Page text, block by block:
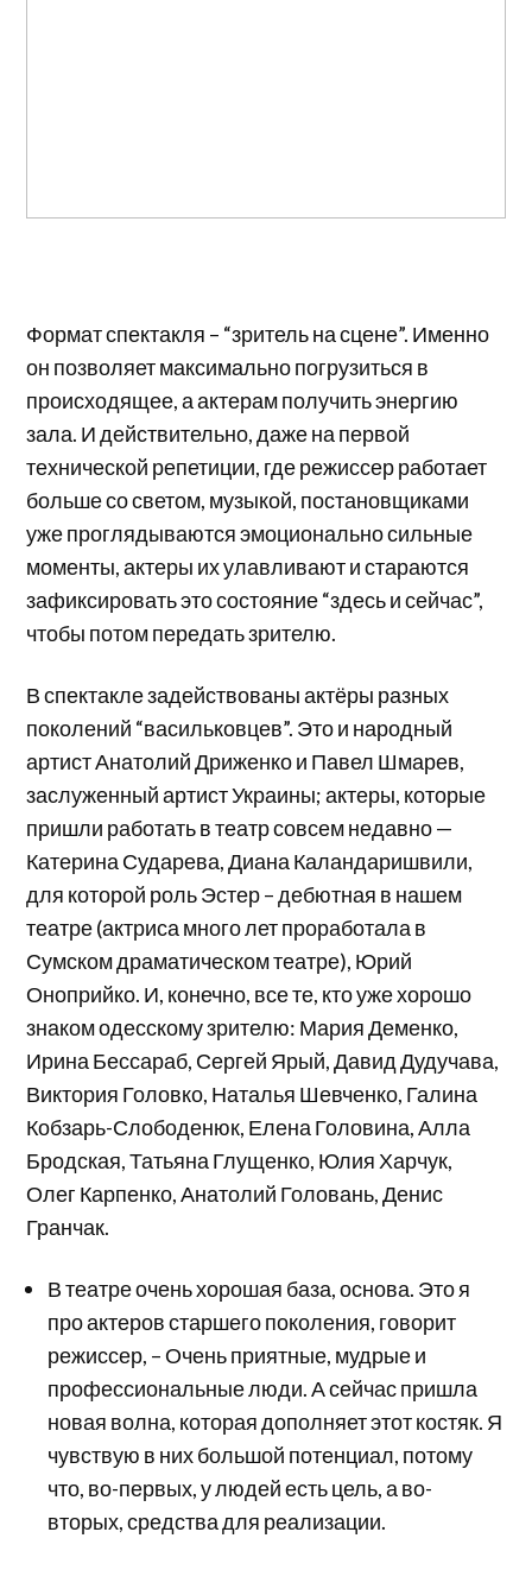
Формат спектакля – “зритель на сцене”. Именно
он позволяет максимально погрузиться в
происходящее, а актерам получить энергию
зала. И действительно, даже на первой
технической репетиции, где режиссер работает
больше со светом, музыкой, постановщиками
уже проглядываются эмоционально сильные
моменты, актеры их улавливают и стараются
зафиксировать это состояние “здесь и сейчас”,
чтобы потом передать зрителю.
В спектакле задействованы актёры разных
поколений “васильковцев”. Это и народный
артист Анатолий Дриженко и Павел Шмарев,
заслуженный артист Украины; актеры, которые
пришли работать в театр совсем недавно —
Катерина Сударева, Диана Каландаришвили,
для которой роль Эстер – дебютная в нашем
театре (актриса много лет проработала в
Сумском драматическом театре), Юрий
Оноприйко. И, конечно, все те, кто уже хорошо
знаком одесскому зрителю: Мария Деменко,
Ирина Бессараб, Сергей Ярый, Давид Дудучава,
Виктория Головко, Наталья Шевченко, Галина
Кобзарь-Слободенюк, Елена Головина, Алла
Бродская, Татьяна Глущенко, Юлия Харчук,
Олег Карпенко, Анатолий Головань, Денис
Гранчак.
В театре очень хорошая база, основа. Это я
про актеров старшего поколения, говорит
режиссер, – Очень приятные, мудрые и
профессиональные люди. А сейчас пришла
новая волна, которая дополняет этот костяк. Я
чувствую в них большой потенциал, потому
что, во-первых, у людей есть цель, а во-
вторых, средства для реализации.